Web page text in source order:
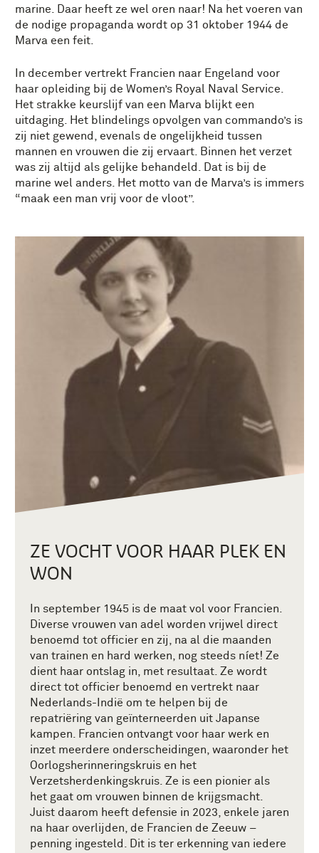
marine. Daar heeft ze wel oren naar! Na het voeren van
de nodige propaganda wordt op 31 oktober 1944 de
Marva een feit.
In december vertrekt Francien naar Engeland voor
haar opleiding bij de Women’s Royal Naval Service.
Het strakke keurslijf van een Marva blijkt een
uitdaging. Het blindelings opvolgen van commando’s is
zij niet gewend, evenals de ongelijkheid tussen
mannen en vrouwen die zij ervaart. Binnen het verzet
was zij altijd als gelijke behandeld. Dat is bij de
marine wel anders. Het motto van de Marva’s is immers
“maak een man vrij voor de vloot”.
ZE VOCHT VOOR HAAR PLEK EN
WON
In september 1945 is de maat vol voor Francien.
Diverse vrouwen van adel worden vrijwel direct
benoemd tot officier en zij, na al die maanden
van trainen en hard werken, nog steeds níet! Ze
dient haar ontslag in, met resultaat. Ze wordt
direct tot officier benoemd en vertrekt naar
Nederlands-Indië om te helpen bij de
repatriëring van geïnterneerden uit Japanse
kampen. Francien ontvangt voor haar werk en
inzet meerdere onderscheidingen, waaronder het
Oorlogsherinneringskruis en het
Verzetsherdenkingskruis. Ze is een pionier als
het gaat om vrouwen binnen de krijgsmacht.
Juist daarom heeft defensie in 2023, enkele jaren
na haar overlijden, de Francien de Zeeuw –
penning ingesteld. Dit is ter erkenning van iedere